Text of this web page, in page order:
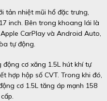
tản nhiệt mũi hổ đặc trưng,
inch. Bên trong khoang lái là
CarPlay và Android Auto,
tự động.
cơ xăng 1.5L hút khí tự
hợp hộp số CVT. Trong khi đó,
cơ 1.5L tăng áp mạnh 158